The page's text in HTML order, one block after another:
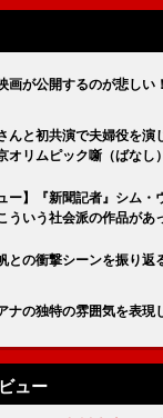
画が公開するのが悲し
んと初共演で夫婦役を
オリムピック噺（ばなし
ー】『新聞記者』シム
ういう社会派の作品があ
との衝撃シーンを振り
ナの独特の雰囲気を表
ュー